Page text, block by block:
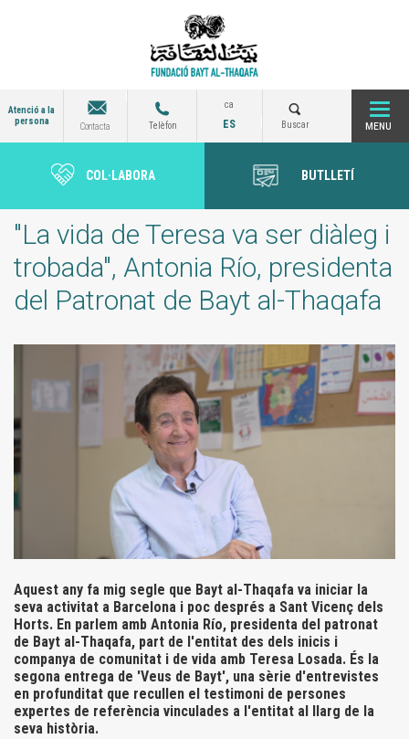
Atenció a la
persona
Contacta Telèfon
ca
ES Buscar
COL·LABORA BUTLLETÍ
"La vida de Teresa va ser diàleg i
trobada", Antonia Río, presidenta
del Patronat de Bayt al-Thaqafa
Aquest any fa mig segle que Bayt al-Thaqafa va iniciar la
seva activitat a Barcelona i poc després a Sant Vicenç dels
Horts. En parlem amb Antonia Río, presidenta del patronat
de Bayt al-Thaqafa, part de l'entitat des dels inicis i
companya de comunitat i de vida amb Teresa Losada. És la
segona entrega de 'Veus de Bayt', una sèrie d'entrevistes
en profunditat que recullen el testimoni de persones
expertes de referència vinculades a l'entitat al llarg de la
seva història.